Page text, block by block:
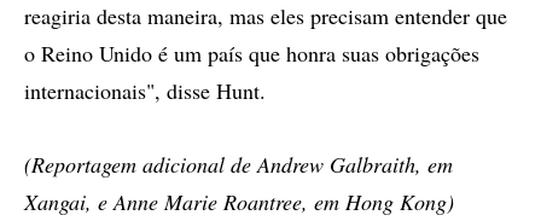
reagiria desta maneira, mas eles precisam entender que
o Reino Unido é um país que honra suas obrigações
internacionais", disse Hunt.
(Reportagem adicional de Andrew Galbraith, em
Xangai, e Anne Marie Roantree, em Hong Kong)